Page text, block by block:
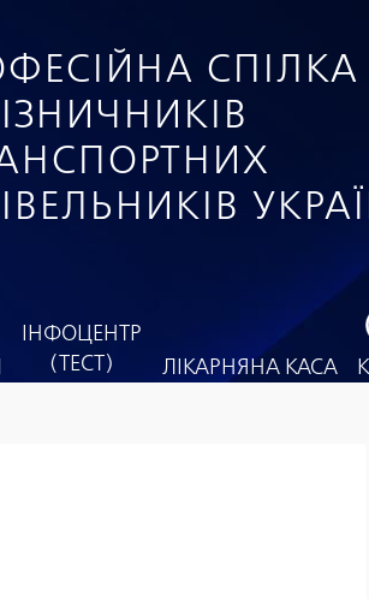
СПІЛКА
ІНФОЦЕНТР
(ТЕСТ)
ЛІКАРНЯНА КАСА